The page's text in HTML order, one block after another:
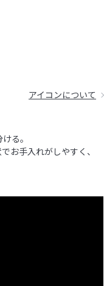
アイコンについて
る。
お手入れがしやすく、